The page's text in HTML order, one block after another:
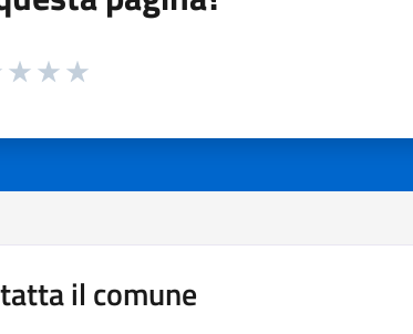
1 a 5 stelle la pagina
il comune